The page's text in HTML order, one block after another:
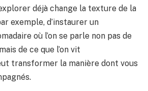
déjà change la texture de la
exemple, d’instaurer un
où l’on se parle non pas de
de ce que l’on vit
transformer la manière dont vous